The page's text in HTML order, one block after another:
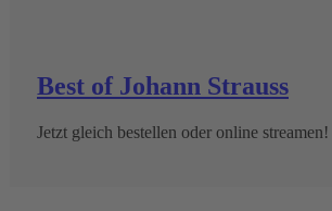
Best of Johann Strauss
Jetzt gleich bestellen oder online streamen!